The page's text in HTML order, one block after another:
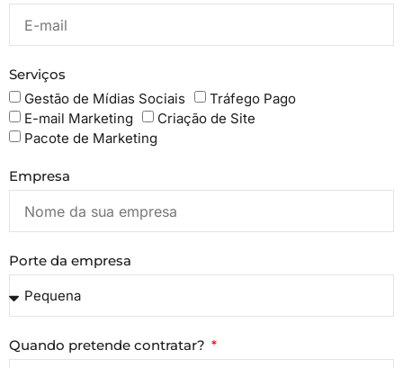
Serviços
Gestão de Mídias Sociais
Tráfego Pago
E-mail Marketing
Criação de Site
Pacote de Marketing
Empresa
Porte da empresa
Quando pretende contratar?